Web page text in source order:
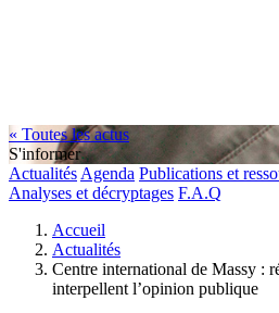
« Toutes les actus
S'informer
Actualités Agenda Publications et
Analyses et décryptages F.A.Q
Accueil
Actualités
Centre international de Massy :
interpellent l’opinion publique